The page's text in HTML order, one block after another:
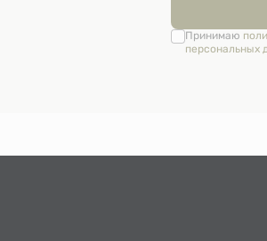
Принимаю
персональных